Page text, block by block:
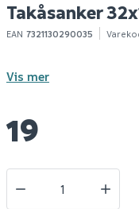
Takåsanker
EAN 7321130290035
Vis mer
19